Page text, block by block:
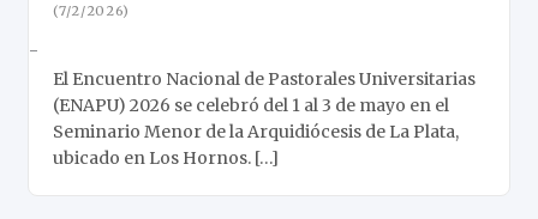
(7/2/2026)
-
El Encuentro Nacional de Pastorales Universitarias
(ENAPU) 2026 se celebró del 1 al 3 de mayo en el
Seminario Menor de la Arquidiócesis de La Plata,
ubicado en Los Hornos. […]